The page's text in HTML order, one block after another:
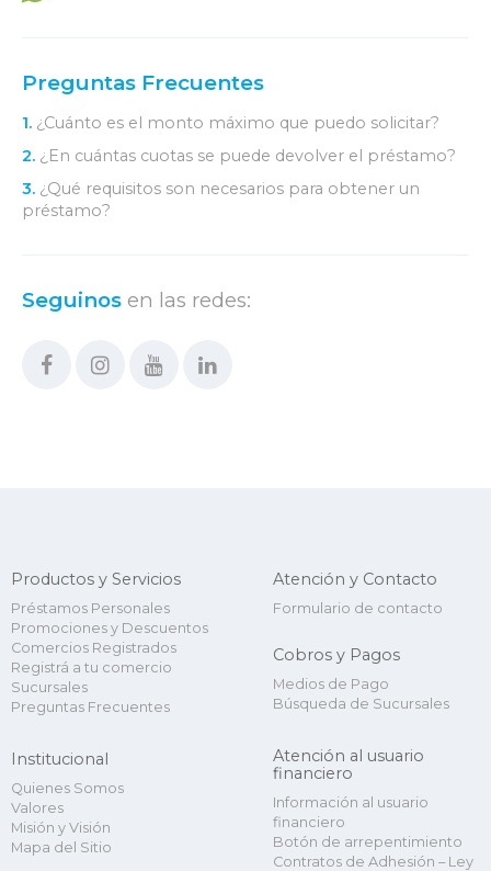
Preguntas Frecuentes
1. ¿Cuánto es el monto máximo que puedo solicitar?
2. ¿En cuántas cuotas se puede devolver el préstamo?
3. ¿Qué requisitos son necesarios para obtener un
préstamo?
Seguinos en las redes:
Productos y Servicios
Préstamos Personales
Promociones y Descuentos
Comercios Registrados
Registrá a tu comercio
Sucursales
Preguntas Frecuentes
Institucional
Quienes Somos
Valores
Misión y Visión
Mapa del Sitio
Atención y Contacto
Formulario de contacto
Cobros y Pagos
Medios de Pago
Búsqueda de Sucursales
Atención al usuario
financiero
Información al usuario
financiero
Botón de arrepentimiento
Contratos de Adhesión – Ley